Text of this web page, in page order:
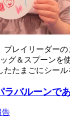
プレイリーダー
グ＆スプーンを
たたまごにシー
バルーンで
告